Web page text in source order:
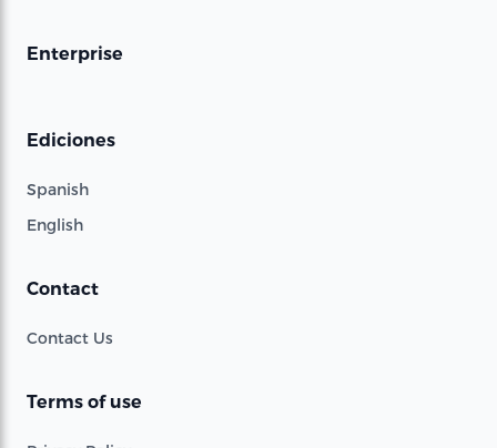
Enterprise
Ediciones
Spanish
English
Contact
Contact Us
Terms of use